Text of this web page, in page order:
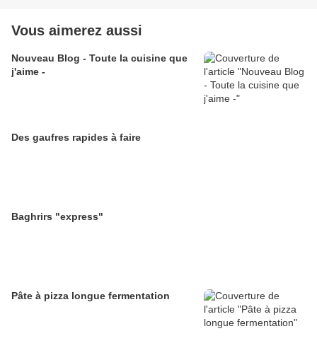
Vous aimerez aussi
Nouveau Blog - Toute la cuisine que
j'aime -
Des gaufres rapides à faire
Baghrirs "express"
Pâte à pizza longue fermentation